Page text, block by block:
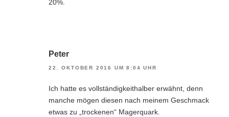
20%.
Peter
22. OKTOBER 2016 UM 8:04 UHR
Ich hatte es vollständigkeithalber erwähnt, denn
manche mögen diesen nach meinem Geschmack
etwas zu „trockenen“ Magerquark.